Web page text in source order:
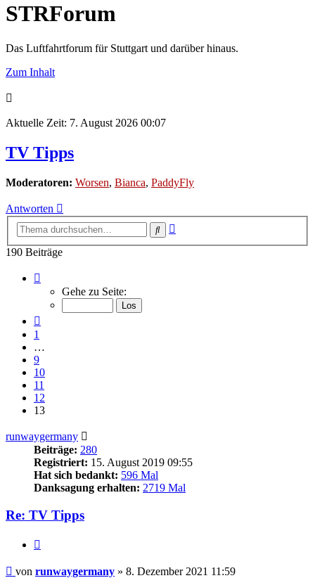
STRForum
Das Luftfahrtforum für Stuttgart und darüber hinaus.
Zum Inhalt
Aktuelle Zeit: 7. August 2026 00:07
TV Tipps
Moderatoren: Worsen, Bianca, PaddyFly
Antworten
Suche
190 Beiträge
13
von
Gehe zu Seite:
1
…
9
10
11
12
13
runwaygermany
Beiträge: 280
Registriert: 15. August 2019 09:55
Hat sich bedankt: 596 Mal
Danksagung erhalten: 2719 Mal
Re: TV Tipps
Beitrag
von runwaygermany » 8. Dezember 2021 11:59